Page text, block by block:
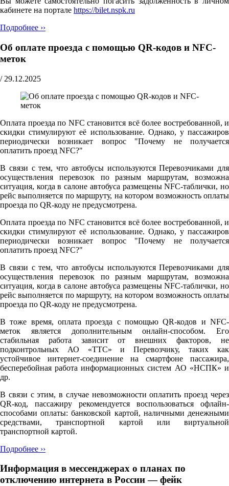
кабинете на портале https://bilet.nspk.ru
Подробнее ››
Об оплате проезда с помощью QR-кодов и NFC-
меток
/ 29.12.2025
Оплата проезда по NFC становится всё более востребованной, и
скидки стимулируют её использование. Однако, у пассажиров
периодически возникает вопрос "Почему не получается
оплатить проезд NFC?"
В связи с тем, что автобусы используются Перевозчиками для
осуществления перевозок по разным маршрутам, возможна
ситуация, когда в салоне автобуса размещены NFC-таблички, но
рейс выполняется по маршруту, на котором возможность оплаты
проезда по QR-коду не предусмотрена.
Оплата проезда по NFC становится всё более востребованной, и
скидки стимулируют её использование. Однако, у пассажиров
периодически возникает вопрос "Почему не получается
оплатить проезд NFC?"
В связи с тем, что автобусы используются Перевозчиками для
осуществления перевозок по разным маршрутам, возможна
ситуация, когда в салоне автобуса размещены NFC-таблички, но
рейс выполняется по маршруту, на котором возможность оплаты
проезда по QR-коду не предусмотрена.
В тоже время, оплата проезда с помощью QR-кодов и NFC-
меток является дополнительным онлайн-способом. Его
стабильная работа зависит от внешних факторов, не
подконтрольных АО «ТТС» и Перевозчику, таких как
устойчивое интернет-соединение на смартфоне пассажира,
бесперебойная работа информационных систем АО «НСПК» и
др.
В связи с этим, в случае невозможности оплатить проезд через
QR-код, пассажиру рекомендуется воспользоваться офлайн-
способами оплаты: банковской картой, наличными денежными
средствами, транспортной картой или виртуальной
транспортной картой.
Подробнее ››
Информация в мессенджерах о планах по
отключению интернета в России — фейк